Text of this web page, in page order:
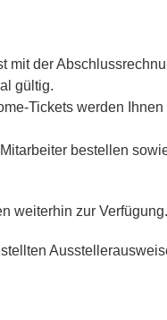
mit der
gültig.
Tickets werden
bestellen
weiterhin zur Verfügung.